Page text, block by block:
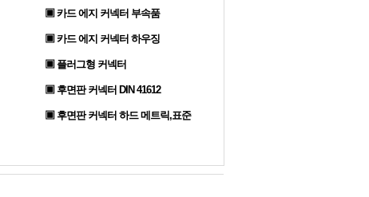
▣ 카드 에지 커넥터 부속품
▣ 카드 에지 커넥터 하우징
▣ 플러그형 커넥터
▣ 후면판 커넥터 DIN 41612
▣ 후면판 커넥터 하드 메트릭,표준